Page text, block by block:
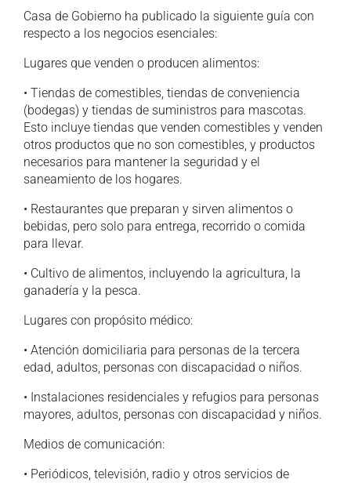
Casa de Gobierno ha publicado la siguiente guía con
respecto a los negocios esenciales:
Lugares que venden o producen alimentos:
• Tiendas de comestibles, tiendas de conveniencia
(bodegas) y tiendas de suministros para mascotas.
Esto incluye tiendas que venden comestibles y venden
otros productos que no son comestibles, y productos
necesarios para mantener la seguridad y el
saneamiento de los hogares.
• Restaurantes que preparan y sirven alimentos o
bebidas, pero solo para entrega, recorrido o comida
para llevar.
• Cultivo de alimentos, incluyendo la agricultura, la
ganadería y la pesca.
Lugares con propósito médico:
• Atención domiciliaria para personas de la tercera
edad, adultos, personas con discapacidad o niños.
• Instalaciones residenciales y refugios para personas
mayores, adultos, personas con discapacidad y niños.
Medios de comunicación:
• Periódicos, televisión, radio y otros servicios de